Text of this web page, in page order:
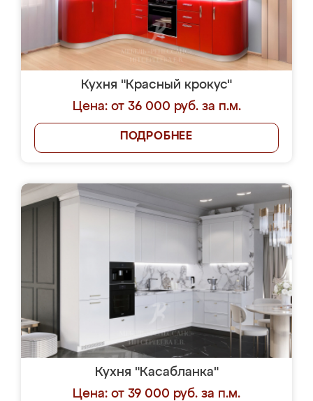
Кухня "Красный крокус"
Цена: от 36 000 руб. за п.м.
ПОДРОБНЕЕ
Кухня "Касабланка"
Цена: от 39 000 руб. за п.м.